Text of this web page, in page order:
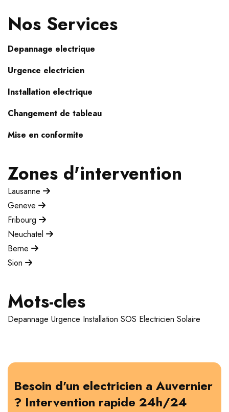
Nos Services
Depannage electrique
Urgence electricien
Installation electrique
Changement de tableau
Mise en conformite
Zones d'intervention
Lausanne
Geneve
Fribourg
Neuchatel
Berne
Sion
Mots-cles
Depannage Urgence Installation SOS Electricien Solaire
Besoin d'un electricien a Auvernier
? Intervention rapide 24h/24